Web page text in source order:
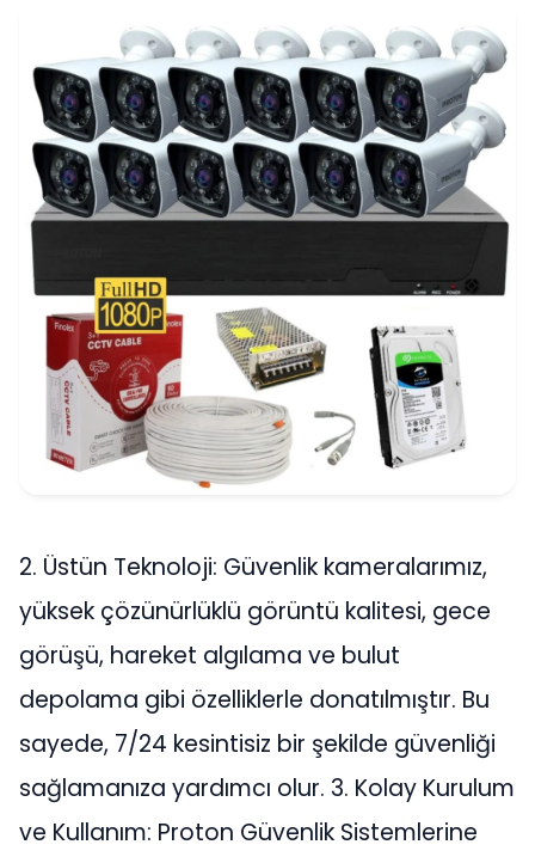
2. Üstün Teknoloji: Güvenlik kameralarımız,
yüksek çözünürlüklü görüntü kalitesi, gece
görüşü, hareket algılama ve bulut
depolama gibi özelliklerle donatılmıştır. Bu
sayede, 7/24 kesintisiz bir şekilde güvenliği
sağlamanıza yardımcı olur. 3. Kolay Kurulum
ve Kullanım: Proton Güvenlik Sistemlerine